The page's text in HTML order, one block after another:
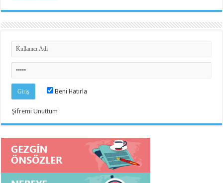
Beni Hatırla
Şifremi Unuttum